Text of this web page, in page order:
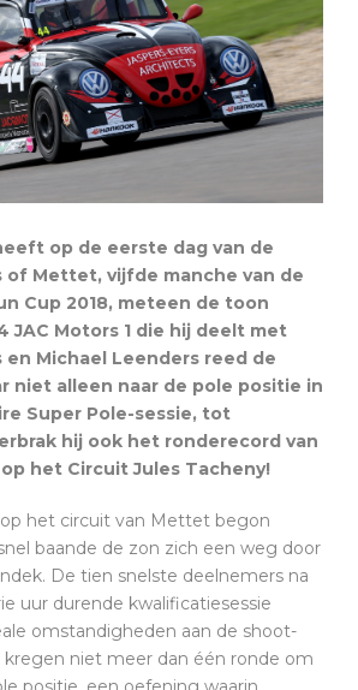
op de eerste dag van de
of Mettet, vijfde manche van de
Cup 2018, meteen de toon
JAC Motors 1 die hij deelt met
en Michael Leenders reed de
niet alleen naar de pole positie in
Super Pole-sessie, tot
hij ook het ronderecord van
het Circuit Jules Tacheny!
het circuit van Mettet begon
baande de zon zich een weg door
De tien snelste deelnemers na
uur durende kwalificatiesessie
omstandigheden aan de shoot-
niet meer dan één ronde om